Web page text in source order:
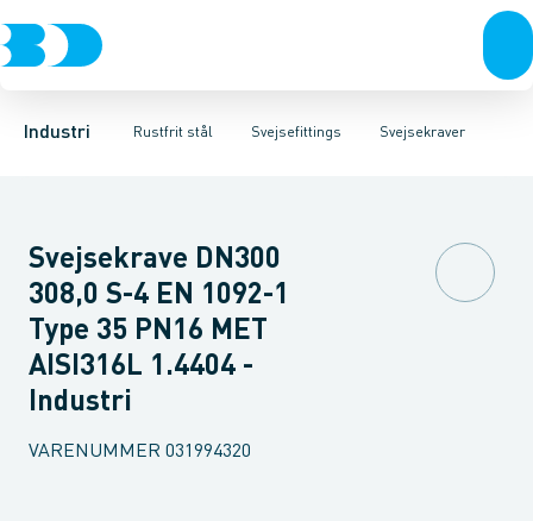
Industri Rustfrit stål
VentilerRustfrit stålSort stålGalvaniseret stålPlastIndustri
Svejsefittings
Svejsefittings ASTM svejsefittingsLevnedsmiddel fittings
Svejsekraver
Bøjninger Indsv. bøjninger Koncentriske reduktioner
Svejsekrave DN300
308,0 S-4 EN 1092-1
Type 35 PN16 MET
AISI316L 1.4404 -
Industri
VARENUMMER 031994320